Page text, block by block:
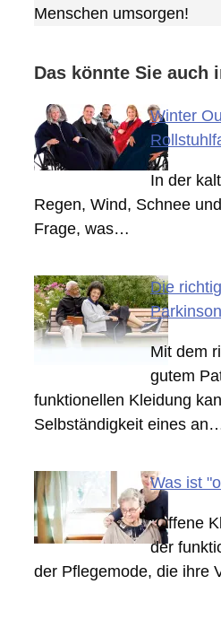
Menschen umsorgen!
Das könnte Sie auch
Winter
In der
Regen, Wind, Schnee
Frage, was…
Die
Mit dem
gutem
funktionellen Kleidung
Selbständigkeit eines
Was ist
"Offene
der
der Pflegemode, die ihre